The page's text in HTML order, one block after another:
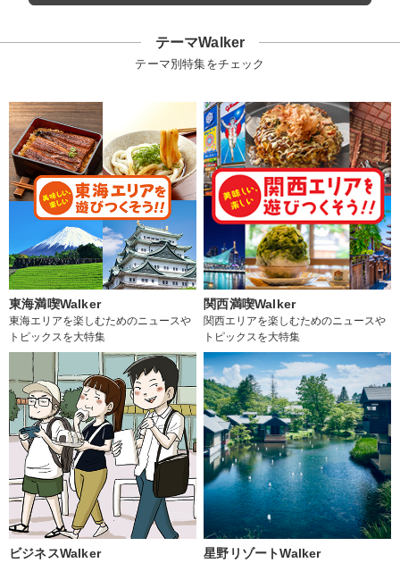
テーマWalker
テーマ別特集をチェック
東海満喫Walker
東海エリアを楽しむためのニュースや
トピックスを大特集
関西満喫Walker
関西エリアを楽しむためのニュースや
トピックスを大特集
ビジネスWalker 星野リゾートWalker